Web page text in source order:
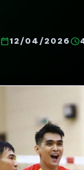
calendar_today12/04/2026schedule